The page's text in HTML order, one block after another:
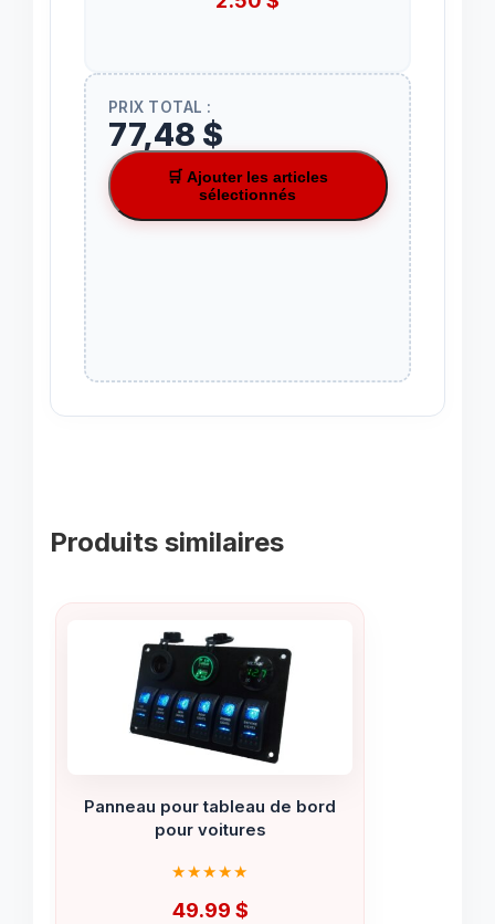
PRIX TOTAL :
77,48 $
🛒 Ajouter les articles
sélectionnés
Produits similaires
Panneau pour tableau de bord
pour voitures
49.99 $